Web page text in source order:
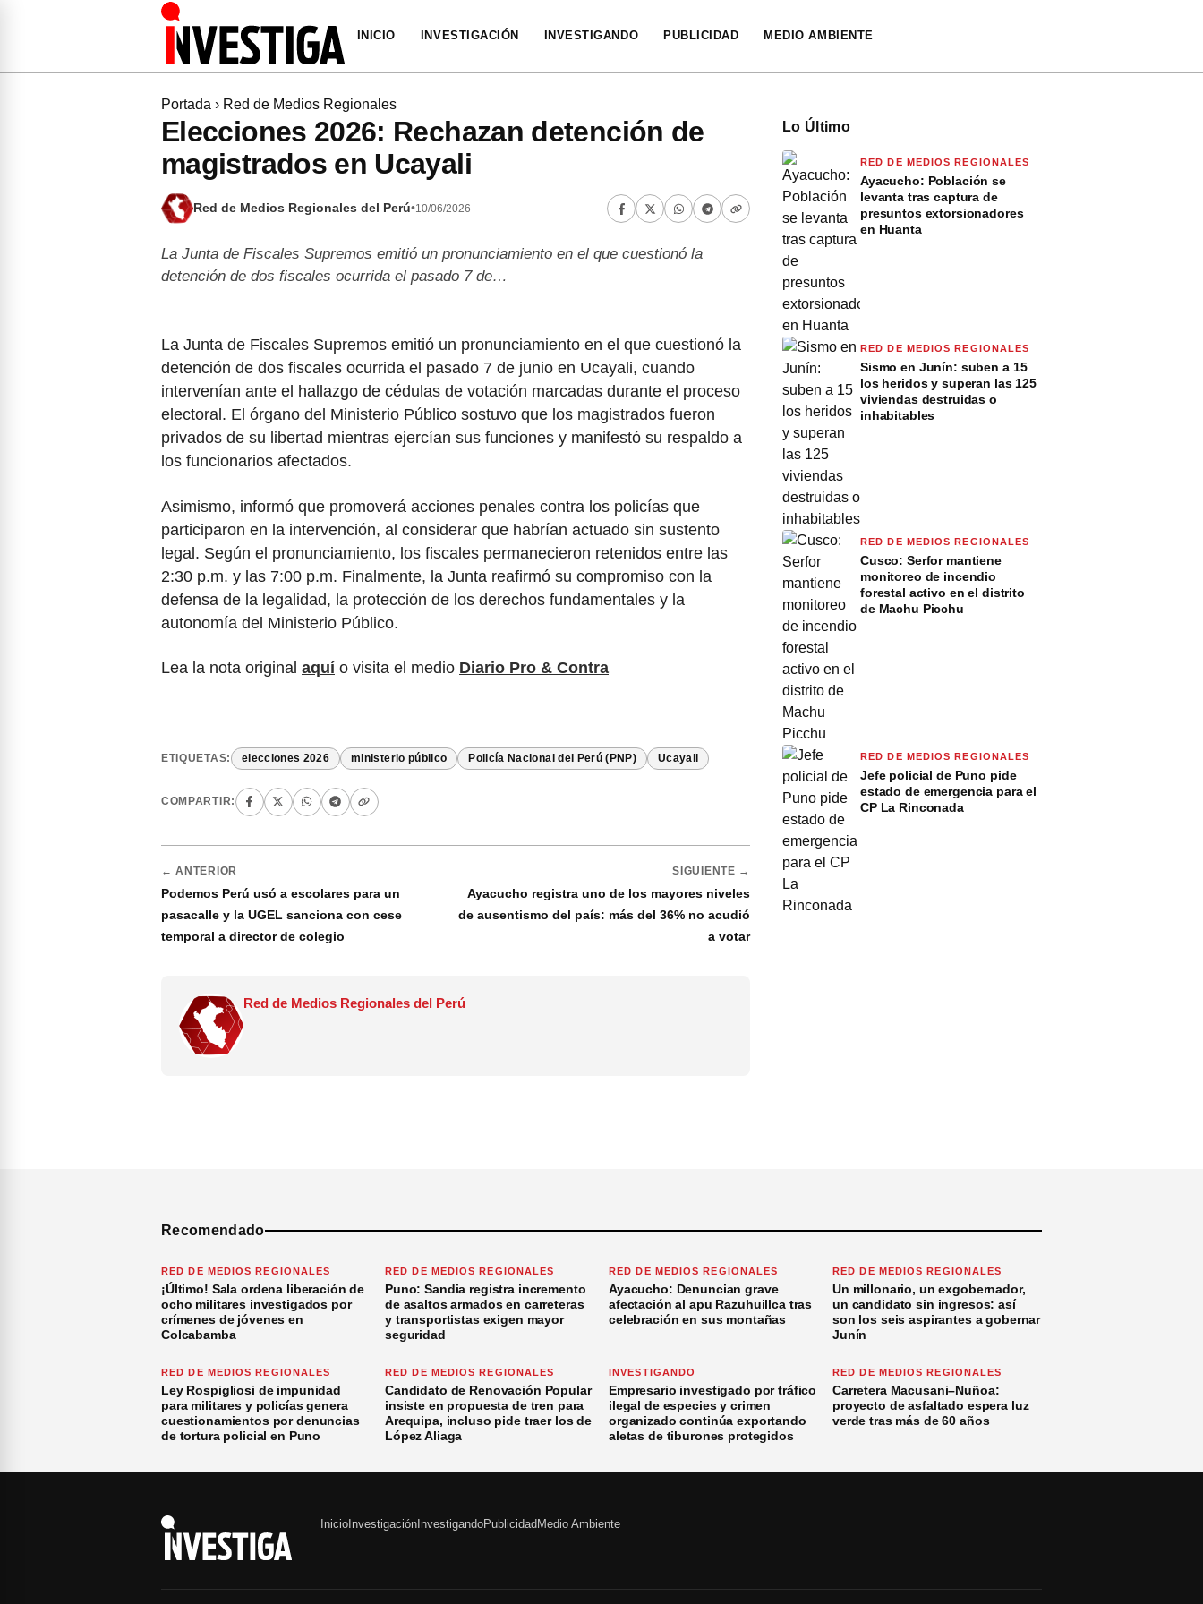
INICIO INVESTIGACIÓN INVESTIGANDO PUBLICIDAD MEDIO AMBIENTE
Portada › Red de Medios Regionales
Elecciones 2026: Rechazan detención de
magistrados en Ucayali
Red de Medios Regionales del Perú•10/06/2026
La Junta de Fiscales Supremos emitió un pronunciamiento en el que cuestionó la
detención de dos fiscales ocurrida el pasado 7 de…
La Junta de Fiscales Supremos emitió un pronunciamiento en el que cuestionó la
detención de dos fiscales ocurrida el pasado 7 de junio en Ucayali, cuando
intervenían ante el hallazgo de cédulas de votación marcadas durante el proceso
electoral. El órgano del Ministerio Público sostuvo que los magistrados fueron
privados de su libertad mientras ejercían sus funciones y manifestó su respaldo a
los funcionarios afectados.
Asimismo, informó que promoverá acciones penales contra los policías que
participaron en la intervención, al considerar que habrían actuado sin sustento
legal. Según el pronunciamiento, los fiscales permanecieron retenidos entre las
2:30 p.m. y las 7:00 p.m. Finalmente, la Junta reafirmó su compromiso con la
defensa de la legalidad, la protección de los derechos fundamentales y la
autonomía del Ministerio Público.
Lea la nota original aquí o visita el medio Diario Pro & Contra
ETIQUETAS: elecciones 2026 ministerio público Policía Nacional del Perú (PNP) Ucayali
COMPARTIR:
← ANTERIOR
Podemos Perú usó a escolares para un
pasacalle y la UGEL sanciona con cese
temporal a director de colegio
SIGUIENTE →
Ayacucho registra uno de los mayores niveles
de ausentismo del país: más del 36% no acudió
a votar
Red de Medios Regionales del Perú
Lo Último
RED DE MEDIOS REGIONALES
Ayacucho: Población se
levanta tras captura de
presuntos extorsionadores
en Huanta
RED DE MEDIOS REGIONALES
Sismo en Junín: suben a 15
los heridos y superan las 125
viviendas destruidas o
inhabitables
RED DE MEDIOS REGIONALES
Cusco: Serfor mantiene
monitoreo de incendio
forestal activo en el distrito
de Machu Picchu
RED DE MEDIOS REGIONALES
Jefe policial de Puno pide
estado de emergencia para el
CP La Rinconada
Recomendado
RED DE MEDIOS REGIONALES
¡Último! Sala ordena liberación de
ocho militares investigados por
crímenes de jóvenes en
Colcabamba
RED DE MEDIOS REGIONALES
Puno: Sandia registra incremento
de asaltos armados en carreteras
y transportistas exigen mayor
seguridad
RED DE MEDIOS REGIONALES
Ayacucho: Denuncian grave
afectación al apu Razuhuillca tras
celebración en sus montañas
RED DE MEDIOS REGIONALES
Un millonario, un exgobernador,
un candidato sin ingresos: así
son los seis aspirantes a gobernar
Junín
RED DE MEDIOS REGIONALES
Ley Rospigliosi de impunidad
para militares y policías genera
cuestionamientos por denuncias
de tortura policial en Puno
RED DE MEDIOS REGIONALES
Candidato de Renovación Popular
insiste en propuesta de tren para
Arequipa, incluso pide traer los de
López Aliaga
INVESTIGANDO
Empresario investigado por tráfico
ilegal de especies y crimen
organizado continúa exportando
aletas de tiburones protegidos
RED DE MEDIOS REGIONALES
Carretera Macusani–Nuñoa:
proyecto de asfaltado espera luz
verde tras más de 60 años
InicioInvestigaciónInvestigandoPublicidadMedio Ambiente